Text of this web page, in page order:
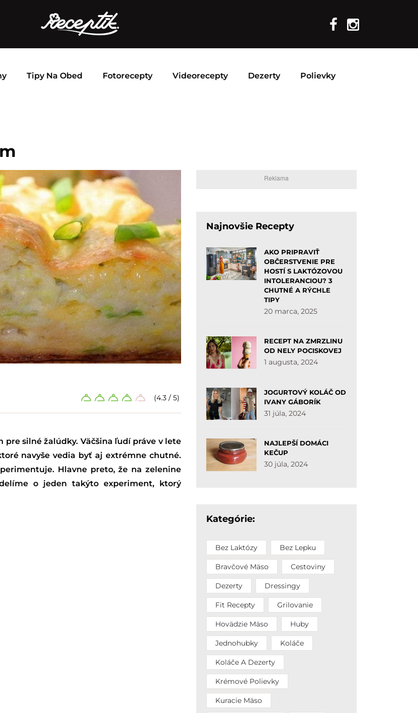
Tipy Na Obed Fotorecepty Videorecepty Dezerty Polievky
(4.3 / 5)
silné žalúdky. Väčšina ľudí práve v lete
navyše vedia byť aj extrémne chutné.
Hlavne preto, že na zelenine
o jeden takýto experiment, ktorý
Reklama
Najnovšie Recepty
AKO PRIPRAVIŤ
OBČERSTVENIE PRE
HOSTÍ S LAKTÓZOVOU
INTOLERANCIOU? 3
CHUTNÉ A RÝCHLE
TIPY
20 marca, 2025
RECEPT NA ZMRZLINU
OD NELY POCISKOVEJ
1 augusta, 2024
JOGURTOVÝ KOLÁČ OD
IVANY GÁBORÍK
31 júla, 2024
NAJLEPŠÍ DOMÁCI
KEČUP
30 júla, 2024
Kategórie:
Bez Laktózy Bez Lepku
Bravčové Mäso Cestoviny
Dezerty Dressingy
Fit Recepty Grilovanie
Hovädzie Mäso Huby
Jednohubky Koláče
Koláče A Dezerty
Krémové Polievky
Kuracie Mäso